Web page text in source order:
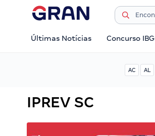
Últimas Notícias Concurso
AC AL
IPREV SC